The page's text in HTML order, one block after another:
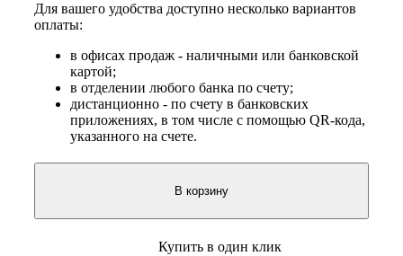
Для вашего удобства доступно несколько вариантов
оплаты:
в офисах продаж - наличными или банковской
картой;
в отделении любого банка по счету;
дистанционно - по счету в банковских
приложениях, в том числе с помощью QR-кода,
указанного на счете.
В корзину
Купить в один клик